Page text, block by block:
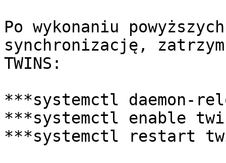
Po wykonaniu
synchronizację,
TWINS:
***systemctl daemon-
***systemctl enable
***systemctl restart